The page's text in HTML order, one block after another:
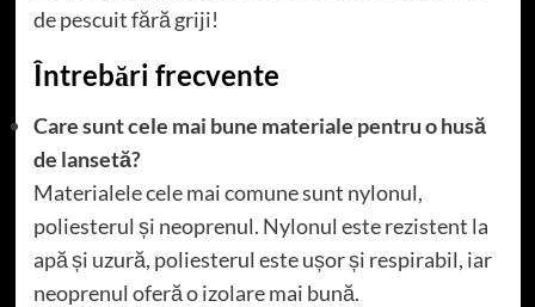
de pescuit fără griji!
Întrebări frecvente
Care sunt cele mai bune materiale pentru o husă
de lansetă?
Materialele cele mai comune sunt nylonul,
poliesterul și neoprenul. Nylonul este rezistent la
apă și uzură, poliesterul este ușor și respirabil, iar
neoprenul oferă o izolare mai bună.